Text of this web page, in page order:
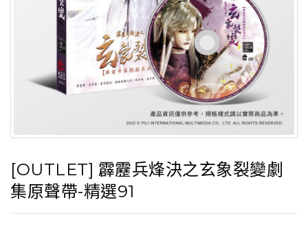
[OUTLET] 霹靂兵烽決之玄象裂變劇
集原聲帶-精選91